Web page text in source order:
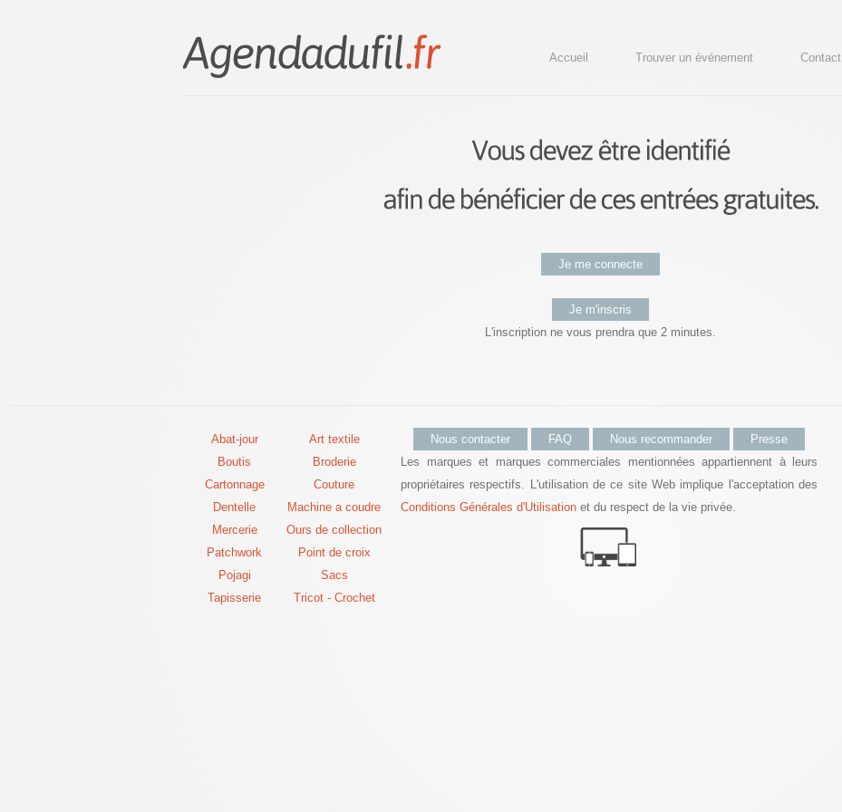
Accueil Trouver un événement Contact
Je me connecte
Je m'inscris
L'inscription ne vous prendra que 2 minutes.
Abat-jour
Art textile
Boutis
Broderie
Cartonnage
Couture
Dentelle
Machine a coudre
Mercerie
Ours de collection
Patchwork
Point de croix
Pojagi
Sacs
Tapisserie
Tricot - Crochet
Nous contacter FAQ Nous recommander
Presse
Les marques et marques commerciales mentionnées appartiennent à leurs
propriétaires respectifs. L'utilisation de ce site Web implique l'acceptation des
Conditions Générales d'Utilisation et du respect de la vie privée.